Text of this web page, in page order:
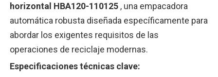
horizontal HBA120-110125 , una empacadora
automática robusta diseñada específicamente para
abordar los exigentes requisitos de las
operaciones de reciclaje modernas.
Especificaciones técnicas clave: